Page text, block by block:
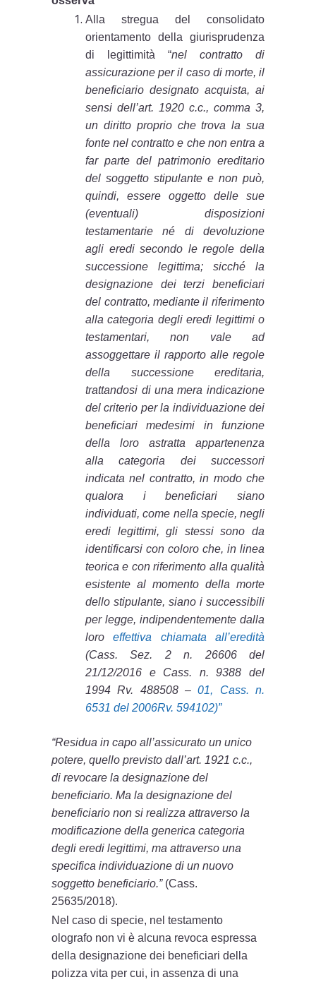
Alla stregua del consolidato
orientamento della giurisprudenza
di legittimità “nel contratto di
assicurazione per il caso di morte, il
beneficiario designato acquista, ai
sensi dell’art. 1920 c.c., comma 3,
un diritto proprio che trova la sua
fonte nel contratto e che non entra a
far parte del patrimonio ereditario
del soggetto stipulante e non può,
quindi, essere oggetto delle sue
(eventuali) disposizioni
testamentarie né di devoluzione
agli eredi secondo le regole della
successione legittima; sicché la
designazione dei terzi beneficiari
del contratto, mediante il riferimento
alla categoria degli eredi legittimi o
testamentari, non vale ad
assoggettare il rapporto alle regole
della successione ereditaria,
trattandosi di una mera indicazione
del criterio per la individuazione dei
beneficiari medesimi in funzione
della loro astratta appartenenza
alla categoria dei successori
indicata nel contratto, in modo che
qualora i beneficiari siano
individuati, come nella specie, negli
eredi legittimi, gli stessi sono da
identificarsi con coloro che, in linea
teorica e con riferimento alla qualità
esistente al momento della morte
dello stipulante, siano i successibili
per legge, indipendentemente dalla
loroeffettiva chiamata all’eredità
(Cass. Sez. 2 n. 26606 del
21/12/2016 e Cass. n. 9388 del
1994 Rv. 488508 –01, Cass. n.
6531 del 2006Rv. 594102)”
“Residua in capo all’assicurato un unico
potere, quello previsto dall’art. 1921 c.c.,
di revocare la designazione del
beneficiario. Ma la designazione del
beneficiario non si realizza attraverso la
modificazione della generica categoria
degli eredi legittimi, ma attraverso una
specifica individuazione di un nuovo
soggetto beneficiario.” (Cass.
25635/2018).
Nel caso di specie, nel testamento
olografo non vi è alcuna revoca espressa
della designazione dei beneficiari della
polizza vita per cui, in assenza di una